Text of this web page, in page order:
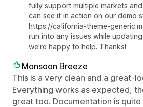
fully support multiple markets
can see it in action on our demo
https://california-theme-
run into any issues while
we’re happy to help. Thanks!
Monsoon Breeze
This is a very clean and a great-
Everything works as expected,
great too. Documentation is